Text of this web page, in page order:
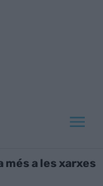
més a les xarxes